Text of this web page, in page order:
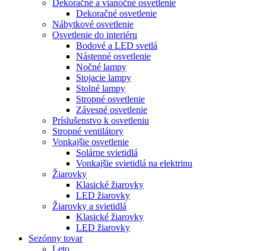
Dekoračné a vianočné osvetlenie
Dekoračné osvetlenie
Nábytkové osvetlenie
Osvetlenie do interiéru
Bodové a LED svetlá
Nástenné osvetlenie
Nočné lampy
Stojacie lampy
Stolné lampy
Stropné osvetlenie
Závesné osvetlenie
Príslušenstvo k osvetleniu
Stropné ventilátory
Vonkajšie osvetlenie
Solárne svietidlá
Vonkajšie svietidlá na elektrinu
Žiarovky
Klasické žiarovky
LED žiarovky
Žiarovky a svietidlá
Klasické žiarovky
LED žiarovky
Sezónny tovar
Leto